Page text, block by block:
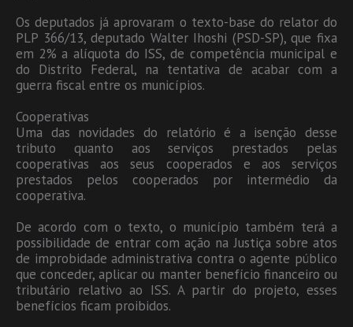
Os deputados já aprovaram o texto-base do relator do
PLP 366/13, deputado Walter Ihoshi (PSD-SP), que fixa
em 2% a alíquota do ISS, de competência municipal e
do Distrito Federal, na tentativa de acabar com a
guerra fiscal entre os municípios.
Cooperativas
Uma das novidades do relatório é a isenção desse
tributo quanto aos serviços prestados pelas
cooperativas aos seus cooperados e aos serviços
prestados pelos cooperados por intermédio da
cooperativa.
De acordo com o texto, o município também terá a
possibilidade de entrar com ação na Justiça sobre atos
de improbidade administrativa contra o agente público
que conceder, aplicar ou manter benefício financeiro ou
tributário relativo ao ISS. A partir do projeto, esses
benefícios ficam proibidos.